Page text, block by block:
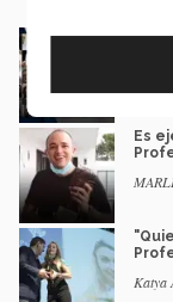
Es
Katya